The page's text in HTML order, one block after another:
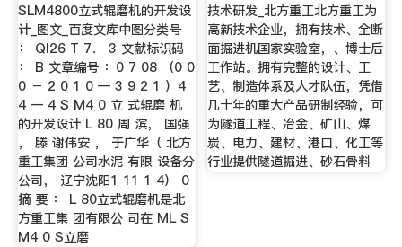
SLM4800立式辊磨机的开发设
计_图文_百度文库中图分类号
： QI26 T 7． 3 文献标识码
： B 文章编号 ：0 7 08 （0 0
0 － 2 0 1 0 — 3 9 2 1 ）4
4 — 4 S M4 0 立 式辊磨 机
的开发设计 L 80 周 滨， 国强
， 滕 谢伟安 ， 于广华（ 北方
重工集团 公司水泥 有限 设备分
公司， 辽宁沈阳1 11 1 4） 0
摘 要 ： L 80立式辊磨机是北
方重工集 团有限公 司在 ML S
M4 0 S立磨
技术研发_北方重工北方重工为
高新技术企业，拥有技术、全断
面掘进机国家实验室，、博士后
工作站。拥有完整的设计、工
艺、制造体系及人才队伍，凭借
几十年的重大产品研制经验，可
为隧道工程、冶金、矿山、煤
炭、电力、建材、港口、化工等
行业提供隧道掘进、砂石骨料